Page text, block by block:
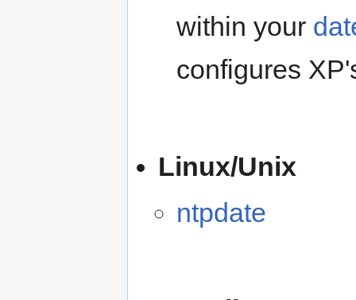
within your
configures
Linux/Unix
ntpdate